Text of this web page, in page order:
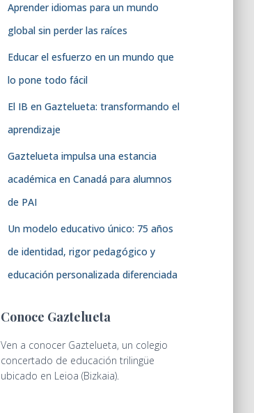
Aprender idiomas para un mundo
global sin perder las raíces
Educar el esfuerzo en un mundo que
lo pone todo fácil
El IB en Gaztelueta: transformando el
aprendizaje
Gaztelueta impulsa una estancia
académica en Canadá para alumnos
de PAI
Un modelo educativo único: 75 años
de identidad, rigor pedagógico y
educación personalizada diferenciada
Conoce Gaztelueta
Ven a conocer Gaztelueta, un colegio
concertado de educación trilingüe
ubicado en Leioa (Bizkaia).